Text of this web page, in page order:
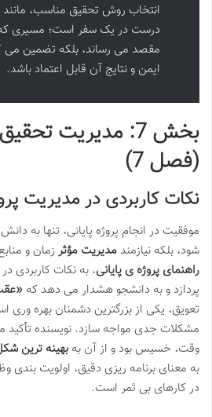
انتخاب روش تحقیق مناسب، مانند
درست در یک سفر است؛ مسیری که
مقصد می رساند، بلکه تضمین می
ایمن و نتایج آن قابل اعتماد باشد.
بخش 7: مدیریت
(فصل 7)
نکات کاربردی در مدیریت
موفقیت در انجام پروژه پایانی، تنها به
شود، بلکه نیازمند مدیریت مؤثر زمان و
راهنمای پروژه ی پایانی، به نکات کاربردی در
پردازد و به دانشجو هشدار می دهد که
تعویق، یکی از بزرگترین دشمنان بهره وری
مشکلات جدی مواجه سازد. نویسنده تأکید
وقت، خسیس بود و از آن به بهینه ترین
به معنای برنامه ریزی دقیق، اولویت بندی
در کارهای بی ثمر است.